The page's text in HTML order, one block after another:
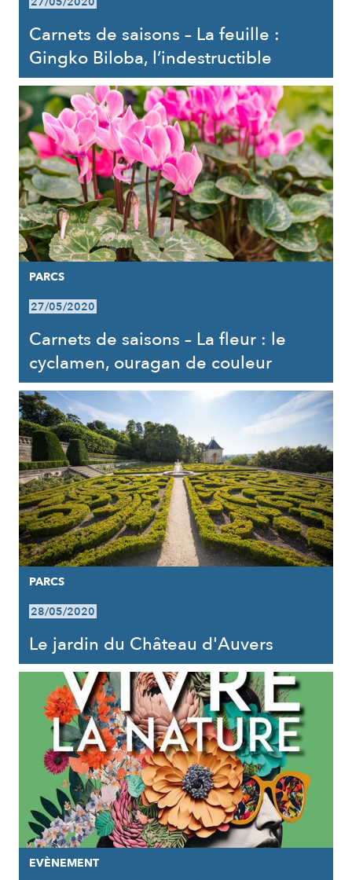
Carnets de saisons – La feuille :
Gingko Biloba, l’indestructible
PARCS
27/05/2020
Carnets de saisons – La fleur : le
cyclamen, ouragan de couleur
PARCS
28/05/2020
Le jardin du Château d'Auvers
EVÈNEMENT